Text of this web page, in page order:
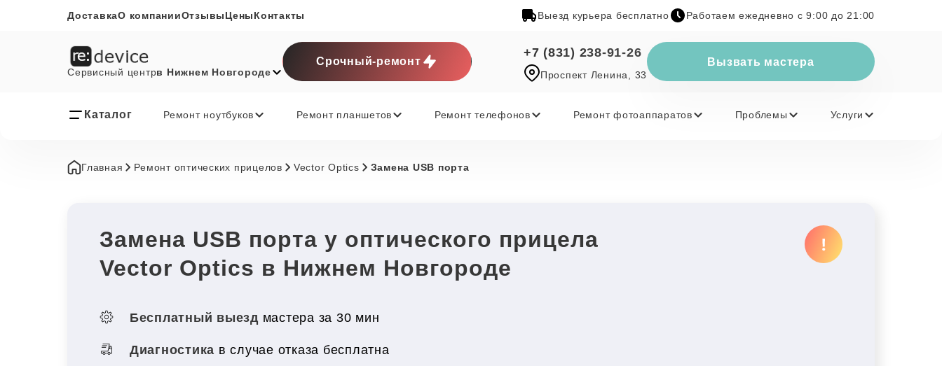
ДоставкаО компанииОтзывыЦеныКонтакты Выезд курьера бесплатно Работаем ежедневно с 9:00 до 21:00
Сервисный центрв Нижнем Новгороде
Срочный-ремонт
+7 (831) 238-91-26
Проспект Ленина, 33
Вызвать мастера
Каталог Ремонт ноутбуков Ремонт планшетов Ремонт телефонов Ремонт фотоаппаратов Проблемы Услуги
Главная Ремонт оптических прицелов Vector Optics Замена USB порта
Замена USB порта у оптического прицела
Vector Optics в Нижнем Новгороде
Бесплатный выезд мастера за 30 мин
Диагностика в случае отказа бесплатна